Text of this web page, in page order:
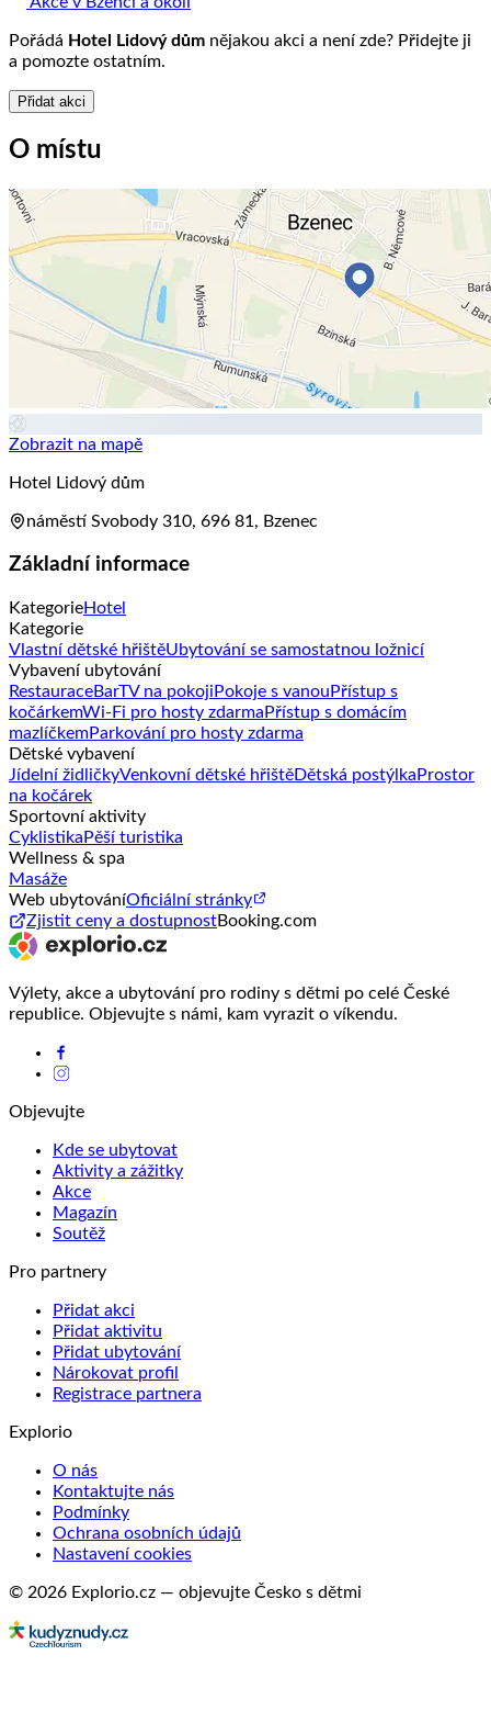
Pořádá Hotel Lidový dům nějakou akci a není zde? Přidejte ji
a pomozte ostatním.
Přidat akci
O místu
Zobrazit na mapě
Hotel Lidový dům
náměstí Svobody 310, 696 81, Bzenec
Základní informace
KategorieHotel
Kategorie
Vlastní dětské hřištěUbytování se samostatnou ložnicí
Vybavení ubytování
RestauraceBarTV na pokoji Pokoje s vanou Přístup s
kočárkemWi-Fi pro hosty zdarma Přístup s domácím
mazlíčkemParkování pro hosty zdarma
Dětské vybavení
Jídelní židličkyVenkovní dětské hřištěDětská postýlka Prostor
na kočárek
Sportovní aktivity
Cyklistika Pěší turistika
Wellness & spa
Masáže
Web ubytováníOficiální stránky
Zjistit ceny a dostupnostBooking.com
Výlety, akce a ubytování pro rodiny s dětmi po celé České
republice. Objevujte s námi, kam vyrazit o víkendu.
Objevujte
Kde se ubytovat
Aktivity a zážitky
Akce
Magazín
Soutěž
Pro partnery
Přidat akci
Přidat aktivitu
Přidat ubytování
Nárokovat profil
Registrace partnera
Explorio
O nás
Kontaktujte nás
Podmínky
Ochrana osobních údajů
Nastavení cookies
© 2026 Explorio.cz — objevujte Česko s dětmi